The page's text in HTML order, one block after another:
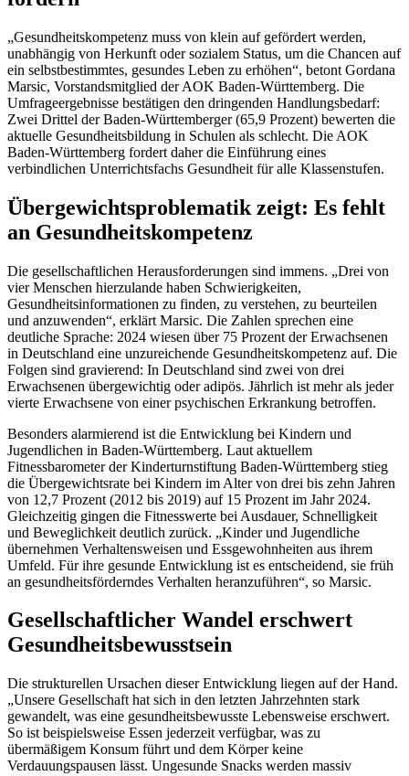
„Gesundheitskompetenz muss von klein auf gefördert werden,
unabhängig von Herkunft oder sozialem Status, um die Chancen auf
ein selbstbestimmtes, gesundes Leben zu erhöhen“, betont Gordana
Marsic, Vorstandsmitglied der AOK Baden-Württemberg. Die
Umfrageergebnisse bestätigen den dringenden Handlungsbedarf:
Zwei Drittel der Baden-Württemberger (65,9 Prozent) bewerten die
aktuelle Gesundheitsbildung in Schulen als schlecht. Die AOK
Baden-Württemberg fordert daher die Einführung eines
verbindlichen Unterrichtsfachs Gesundheit für alle Klassenstufen.
Übergewichtsproblematik zeigt: Es fehlt
an Gesundheitskompetenz
Die gesellschaftlichen Herausforderungen sind immens. „Drei von
vier Menschen hierzulande haben Schwierigkeiten,
Gesundheitsinformationen zu finden, zu verstehen, zu beurteilen
und anzuwenden“, erklärt Marsic. Die Zahlen sprechen eine
deutliche Sprache: 2024 wiesen über 75 Prozent der Erwachsenen
in Deutschland eine unzureichende Gesundheitskompetenz auf. Die
Folgen sind gravierend: In Deutschland sind zwei von drei
Erwachsenen übergewichtig oder adipös. Jährlich ist mehr als jeder
vierte Erwachsene von einer psychischen Erkrankung betroffen.
Besonders alarmierend ist die Entwicklung bei Kindern und
Jugendlichen in Baden-Württemberg. Laut aktuellem
Fitnessbarometer der Kinderturnstiftung Baden-Württemberg stieg
die Übergewichtsrate bei Kindern im Alter von drei bis zehn Jahren
von 12,7 Prozent (2012 bis 2019) auf 15 Prozent im Jahr 2024.
Gleichzeitig gingen die Fitnesswerte bei Ausdauer, Schnelligkeit
und Beweglichkeit deutlich zurück. „Kinder und Jugendliche
übernehmen Verhaltensweisen und Essgewohnheiten aus ihrem
Umfeld. Für ihre gesunde Entwicklung ist es entscheidend, sie früh
an gesundheitsförderndes Verhalten heranzuführen“, so Marsic.
Gesellschaftlicher Wandel erschwert
Gesundheitsbewusstsein
Die strukturellen Ursachen dieser Entwicklung liegen auf der Hand.
„Unsere Gesellschaft hat sich in den letzten Jahrzehnten stark
gewandelt, was eine gesundheitsbewusste Lebensweise erschwert.
So ist beispielsweise Essen jederzeit verfügbar, was zu
übermäßigem Konsum führt und dem Körper keine
Verdauungspausen lässt. Ungesunde Snacks werden massiv